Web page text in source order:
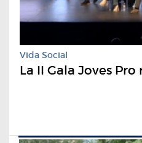
Vida Social
La II Gala Joves